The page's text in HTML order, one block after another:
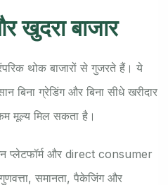
खुदरा बाजार
थोक बाजारों से गुजरते हैं। ये
बिना ग्रेडिंग और बिना सीधे खरीदार
मूल्य मिल सकता है।
प्लेटफॉर्म और direct consumer
समानता, पैकेजिंग और